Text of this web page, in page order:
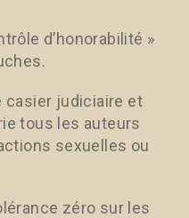
d’honorabilité »
casier judiciaire et
tous les auteurs
sexuelles ou
zéro sur les